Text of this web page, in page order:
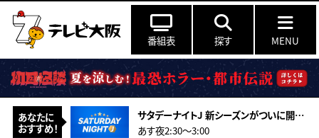
番組表 探す MENU
あなたに
おすすめ！
サタデーナイトJ 新シーズンがついに開幕！FC東京vsFC町田ゼルビアをマッチオブザJ
あす夜2:30〜3:00